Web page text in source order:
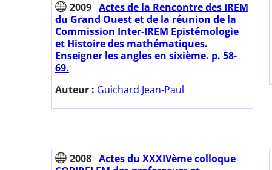
2009 Actes de la Rencontre des IREM
du Grand Ouest et de la réunion de la
Commission Inter-IREM Epistémologie
et Histoire des mathématiques.
Enseigner les angles en sixième. p. 58-
69.
Auteur : Guichard Jean-Paul
2008 Actes du XXXIVème colloque